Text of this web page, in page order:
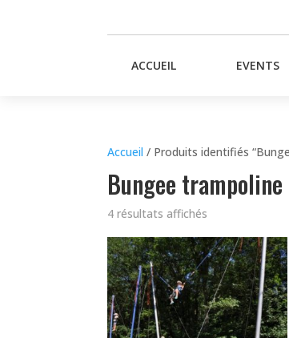
ACCUEIL EVENTS
Accueil / Produits identifiés
Bungee trampoline
4 résultats affichés